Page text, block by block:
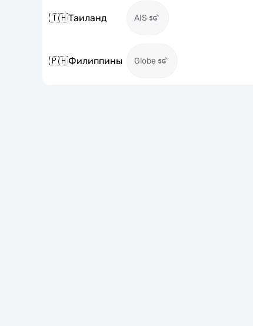
🇹🇭Таиланд AIS
🇵🇭Филиппины Globe